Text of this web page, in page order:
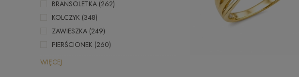
BRANSOLETKA (262)
KOLCZYK (348)
ZAWIESZKA (249)
PIERŚCIONEK (260)
WIĘCEJ